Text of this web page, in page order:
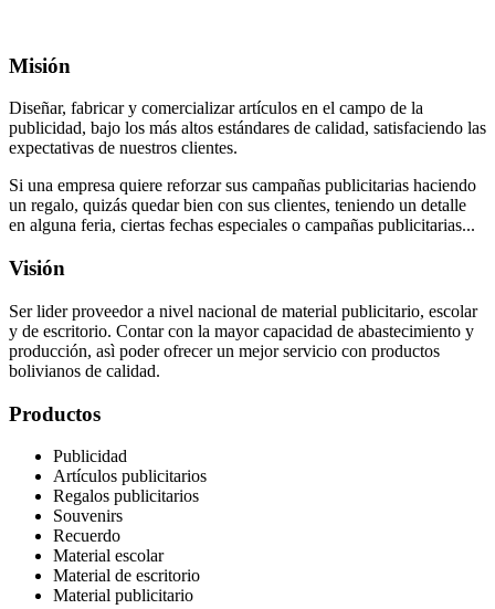
Misión
Diseñar, fabricar y comercializar artículos en el campo de la
publicidad, bajo los más altos estándares de calidad, satisfaciendo las
expectativas de nuestros clientes.
Si una empresa quiere reforzar sus campañas publicitarias haciendo
un regalo, quizás quedar bien con sus clientes, teniendo un detalle
en alguna feria, ciertas fechas especiales o campañas publicitarias...
Visión
Ser lider proveedor a nivel nacional de material publicitario, escolar
y de escritorio. Contar con la mayor capacidad de abastecimiento y
producción, asì poder ofrecer un mejor servicio con productos
bolivianos de calidad.
Productos
Publicidad
Artículos publicitarios
Regalos publicitarios
Souvenirs
Recuerdo
Material escolar
Material de escritorio
Material publicitario